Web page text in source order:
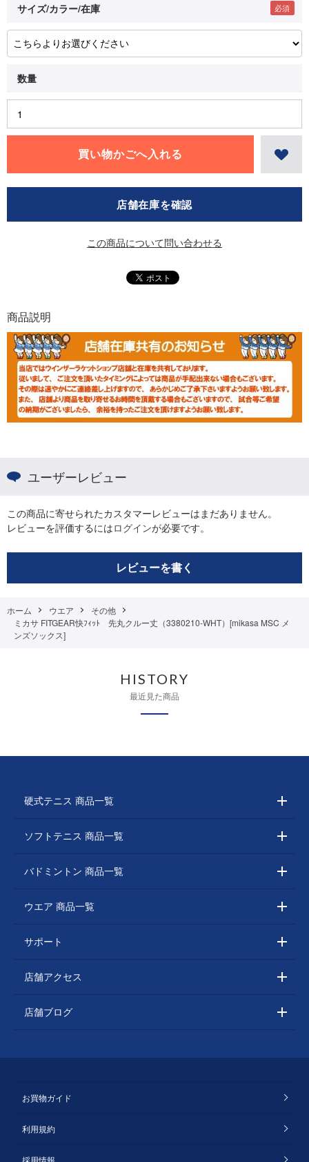
サイズ/カラー/在庫
店舗在庫を確認
この商品について問い合わせる
商品説明
ユーザーレビュー
この商品に寄せられたカスタマーレビューはまだありません。
レビューを評価するにはログインが必要です。
レビューを書く
ホーム ウエア
その他
ミカサ FITGEAR快ﾌｨｯﾄ 先丸クルー丈（3380210-WHT）[mikasa MSC メ
ンズソックス]
HISTORY
最近見た商品
硬式テニス 商品一覧
ソフトテニス 商品一覧
バドミントン 商品一覧
ウエア 商品一覧
サポート
店舗アクセス
店舗ブログ
お買物ガイド
利用規約
採用情報